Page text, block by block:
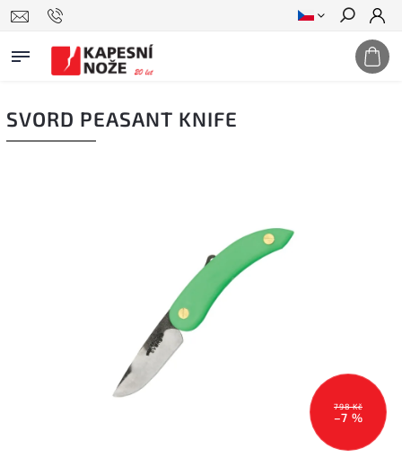
Hledat
SVORD PEASANT KNIFE
798 Kč
–7 %